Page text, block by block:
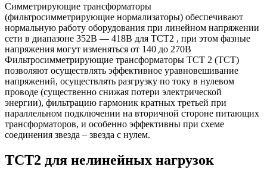
Симметрирующие трансформаторы
(фильтросимметрирующие нормализаторы) обеспечивают
нормальную работу оборудования при линейном напряжении
сети в диапазоне 352В — 418В для ТСТ2 , при этом фазные
напряжения могут изменяться от 140 до 270В
Фильтросимметрирующие трансформаторы ТСТ 2 (ТСТ)
позволяют осуществлять эффективное уравновешивание
напряжений, осуществлять разгрузку по току в нулевом
проводе (существенно снижая потери электрической
энергии), фильтрацию гармоник кратных третьей при
параллельном подключении на вторичной стороне питающих
трансформаторов, и особенно эффективны при схеме
соединения звезда – звезда с нулем.
ТСТ2 для нелинейных нагрузок